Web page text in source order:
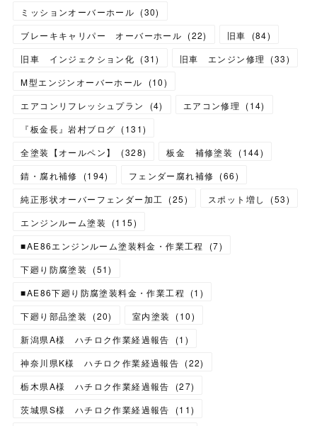
ミッションオーバーホール (30)
ブレーキキャリパー オーバーホール (22) 旧車 (84)
旧車 インジェクション化 (31) 旧車 エンジン修理 (33)
M型エンジンオーバーホール
(10)
エアコンリフレッシュプラン
(4) エアコン修理 (14)
『板金長』岩村ブログ (131)
全塗装【オールペン】
(328) 板金 補修塗装 (144)
錆・腐れ補修
(194) フェンダー腐れ補修 (66)
純正形状オーバーフェンダー加工
(25) スポット増し (53)
エンジンルーム塗装
(115)
■AE86エンジンルーム塗装料金・作業工程
(7)
下廻り防腐塗装
(51)
■AE86下廻り防腐塗装料金・作業工程
(1 )
下廻り部品塗装
(20) 室内塗装 (10)
新潟県A様 ハチロク作業経過報告
(1 )
神奈川県K様 ハチロク作業経過報告 (22)
栃木県A様 ハチロク作業経過報告
(27)
茨城県S様 ハチロク作業経過報告
(11)